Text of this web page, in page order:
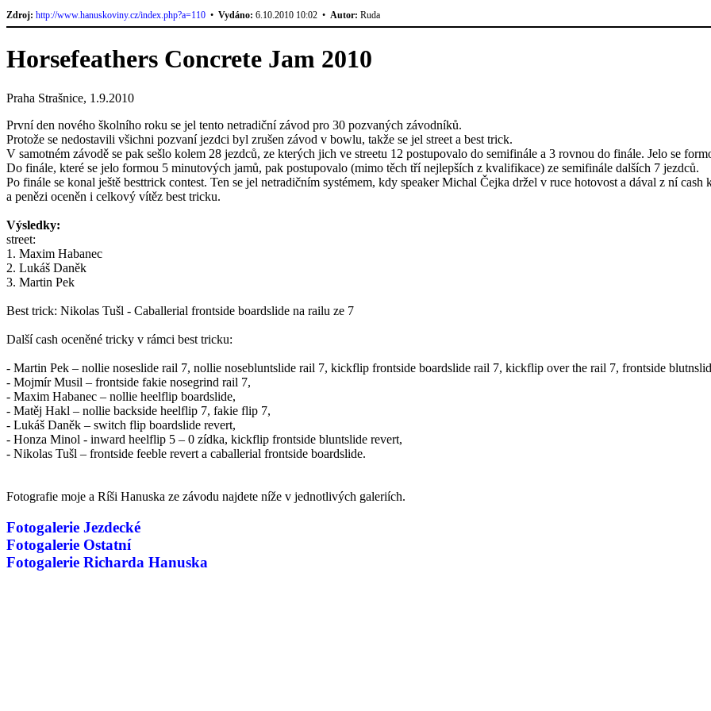
Zdroj: http://www.hanuskoviny.cz/index.php?a=110 • Vydáno: 6.10.2010 10:02 • Autor: Ruda
Horsefeathers Concrete Jam 2010
Praha Strašnice, 1.9.2010
První den nového školního roku se jel tento netradiční závod pro 30 pozvaných závodníků.
Protože se nedostavili všichni pozvaní jezdci byl zrušen závod v bowlu, takže se jel street a best trick.
V samotném závodě se pak sešlo kolem 28 jezdců, ze kterých jich ve streetu 12 postupovalo do semifinále a 3 rovnou do finále. Jelo se
Do finále, které se jelo formou 5 minutových jamů, pak postupovalo (mimo těch tří nejlepších z kvalifikace) ze semifinále dalších 7 jezdců.
Po finále se konal ještě besttrick contest. Ten se jel netradičním systémem, kdy speaker Michal Čejka držel v ruce hotovost a dával z ní
a penězi oceněn i celkový vítěz best tricku.
Výsledky:
street:
1. Maxim Habanec
2. Lukáš Daněk
3. Martin Pek
Best trick: Nikolas Tušl - Caballerial frontside boardslide na railu ze 7
Další cash oceněné tricky v rámci best tricku:
- Martin Pek – nollie noseslide rail 7, nollie nosebluntslide rail 7, kickflip frontside boardslide rail 7, kickflip over the rail 7, frontside
- Mojmír Musil – frontside fakie nosegrind rail 7,
- Maxim Habanec – nollie heelflip boardslide,
- Matěj Hakl – nollie backside heelflip 7, fakie flip 7,
- Lukáš Daněk – switch flip boardslide revert,
- Honza Minol - inward heelflip 5 – 0 zídka, kickflip frontside bluntslide revert,
- Nikolas Tušl – frontside feeble revert a caballerial frontside boardslide.
Fotografie moje a Ríši Hanuska ze závodu najdete níže v jednotlivých galeriích.
Fotogalerie Jezdecké
Fotogalerie Ostatní
Fotogalerie Richarda Hanuska